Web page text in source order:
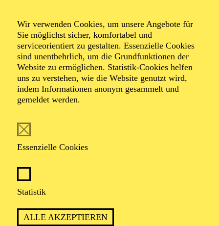
Wir verwenden Cookies, um unsere Angebote für
Sie möglichst sicher, komfortabel und
serviceorientiert zu gestalten. Essenzielle Cookies
sind unentbehrlich, um die Grundfunktionen der
Website zu ermöglichen. Statistik-Cookies helfen
uns zu verstehen, wie die Website genutzt wird,
indem Informationen anonym gesammelt und
gemeldet werden.
Essenzielle Cookies
Statistik
ALLE AKZEPTIEREN
Stefan Bolliger
Stefan Bolliger wurde 1968 in Zürich geboren und war
er 1995 als Beleuchter ans Hamburger Thalia Theater
war er von 2006 bis 2010 als Leiter der Beleuchtung
und Lichtgestalter am Schauspiel des Staatstheaters
freischaffend als Lichtgestalter tätig. Er arbeitete an der